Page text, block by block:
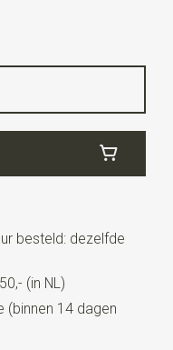
besteld: dezelfde
(in NL)
(binnen 14 dagen